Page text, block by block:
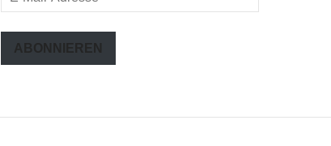
Mail-
Adresse
ABONNIEREN